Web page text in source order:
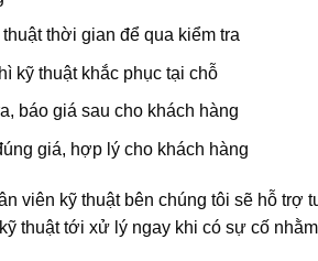
thời gian để qua kiểm tra
kỹ thuật khắc phục tại chỗ
báo giá sau cho khách hàng
giá, hợp lý cho khách hàng
viên kỹ thuật bên chúng tôi sẽ hỗ trợ
thuật tới xử lý ngay khi có sự cố